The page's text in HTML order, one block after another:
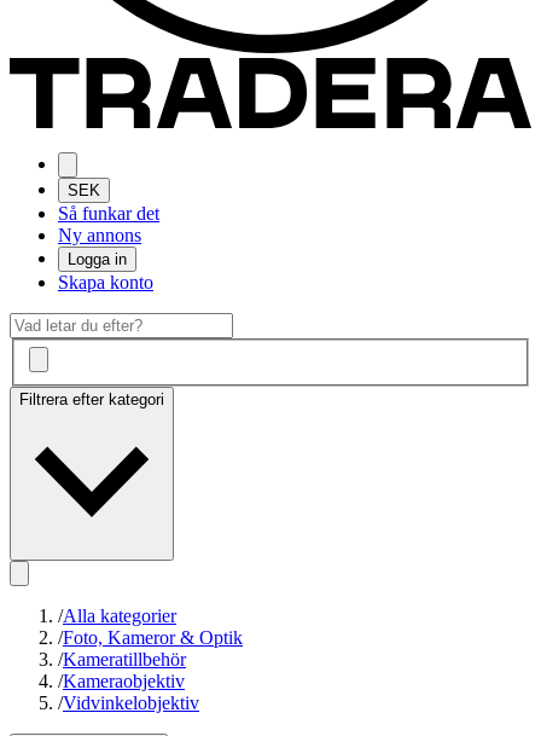
SEK
Så funkar det
Ny annons
Logga in
Skapa konto
Filtrera efter kategori
/Alla kategorier
/Foto, Kameror & Optik
/Kameratillbehör
/Kameraobjektiv
/Vidvinkelobjektiv